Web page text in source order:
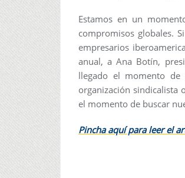
Estamos en un
compromisos globales.
empresarios
anual, a Ana Botín,
llegado el momento de
organización sindicalista
el momento de buscar
Pincha aquí para leer el